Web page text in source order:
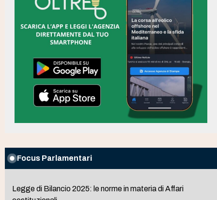
Focus Parlamentari
Legge di Bilancio 2025: le norme in materia di Affari